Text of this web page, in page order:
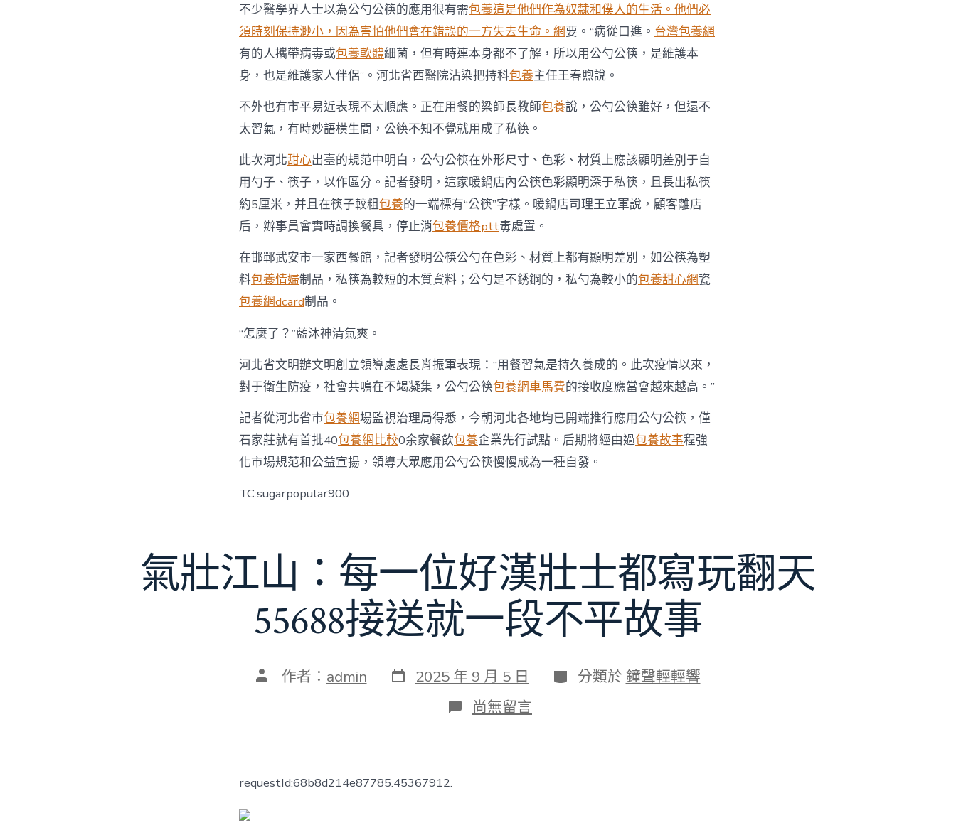
不少醫學界人士以為公勺公筷的應用很有需包養這是他們作為奴隸和僕人的生活。他們必
須時刻保持渺小，因為害怕他們會在錯誤的一方失去生命。網要。“病從口進。 台灣包養網
有的人攜帶病毒或包養軟體細菌，但有時連本身都不了解，所以用公勺公筷，是維護本
身，也是維護家人伴侶”。河北省西醫院沾染把持科包養主任王春煦說。
不外也有市平易近表現不太順應。正在用餐的梁師長教師包養說，公勺公筷雖好，但還不
太習氣，有時妙語橫生間，公筷不知不覺就用成了私筷。
此次河北甜心出臺的規范中明白，公勺公筷在外形尺寸、色彩、材質上應該顯明差別于自
用勺子、筷子，以作區分。記者發明，這家暖鍋店內公筷色彩顯明深于私筷，且長出私筷
約5厘米，并且在筷子較粗包養的一端標有“公筷”字樣。暖鍋店司理王立軍說，顧客離店
后，辦事員會實時調換餐具，停止消包養價格ptt毒處置。
在邯鄲武安市一家西餐館，記者發明公筷公勺在色彩、材質上都有顯明差別，如公筷為塑
料包養情婦制品，私筷為較短的木質資料；公勺是不銹鋼的，私勺為較小的包養甜心網瓷
包養網dcard制品。
“怎麼了？”藍沐神清氣爽。
河北省文明辦文明創立領導處處長肖振軍表現：“用餐習氣是持久養成的。此次疫情以來，
對于衛生防疫，社會共鳴在不竭凝集，公勺公筷包養網車馬費的接收度應當會越來越高。”
記者從河北省市包養網場監視治理局得悉，今朝河北各地均已開端推行應用公勺公筷，僅
石家莊就有首批40包養網比較0余家餐飲包養企業先行試點。后期將經由過包養故事程強
化市場規范和公益宣揚，領導大眾應用公勺公筷慢慢成為一種自發。
TC:sugarpopular900
氣壯江山：每一位好漢壯士都寫玩翻天
55688接送就一段不平故事
文 作者： admin 發
表
2025 年 9 月 5 日 分
類
分類於 鐘聲輕輕響
在
〈氣
尚無留言
requestId:68b8d214e87785.45367912.